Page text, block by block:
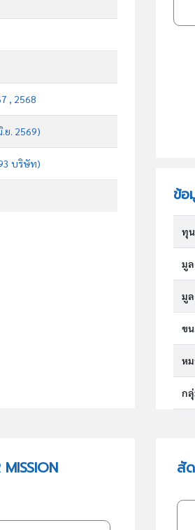
, 2568
ย. 2569)
บริษัท)
ข้อ
ทุ
มู
มู
ข
ห
ก
สั